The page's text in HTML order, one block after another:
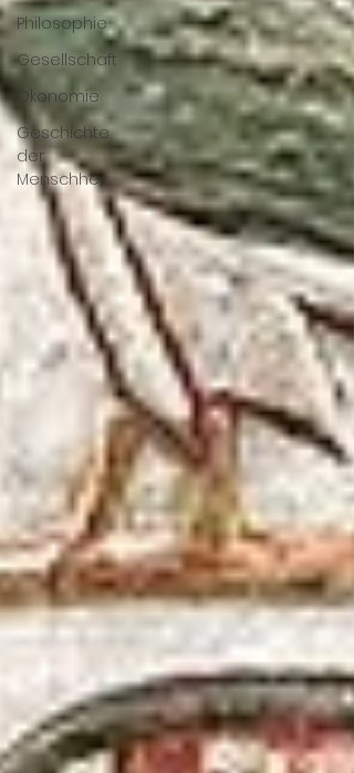
Philosophie
Gesellschaft
Ökonomie
Geschichte
der
Menschheit